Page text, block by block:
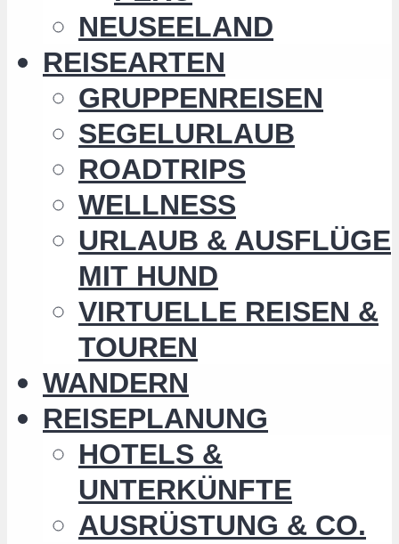
NEUSEELAND
REISEARTEN
GRUPPENREISEN
SEGELURLAUB
ROADTRIPS
WELLNESS
URLAUB & AUSFLÜGE
MIT HUND
VIRTUELLE REISEN &
TOUREN
WANDERN
REISEPLANUNG
HOTELS &
UNTERKÜNFTE
AUSRÜSTUNG & CO.